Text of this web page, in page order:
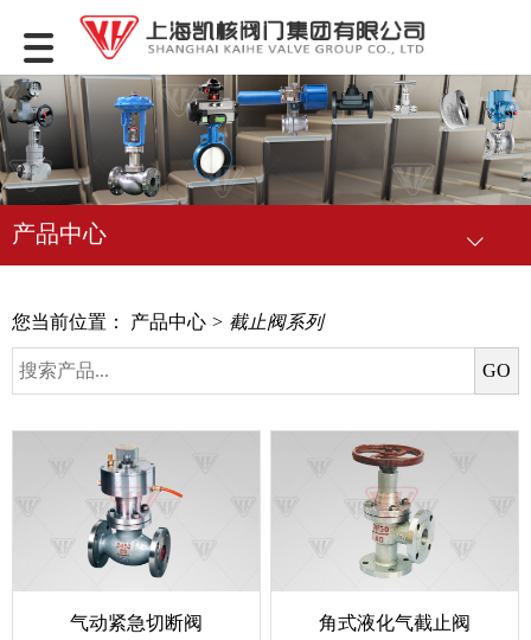
产品中心
您当前位置： 产品中心 > 截止阀系列
气动紧急切断阀 角式液化气截止阀